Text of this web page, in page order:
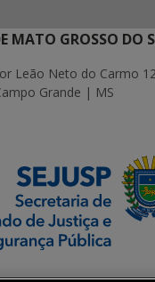
MATO GROSSO DO
Leão Neto do Carmo
Grande | MS